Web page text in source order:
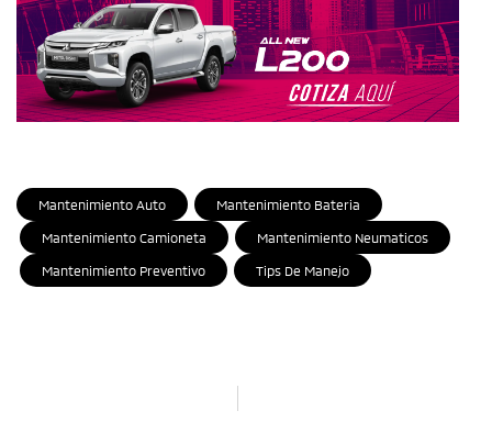
Mantenimiento Auto
Mantenimiento Bateria
Mantenimiento Camioneta
Mantenimiento Neumaticos
Mantenimiento Preventivo
Tips De Manejo